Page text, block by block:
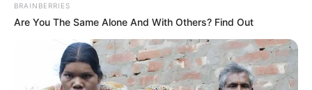
Villa del Sol le dijo adiós a
las aguas negras y los
malos olores
BRAINBERRIES
Are You The Same Alone And With Others? Find Out